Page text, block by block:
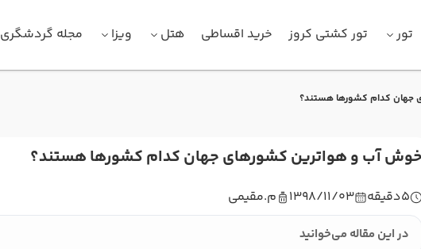
تور تور کشتی کروز خرید اقساطی هتل ویزا مجله گردشگری
جهان کدام کشورها هستند؟
خوش آب و هواترین کشورهای جهان کدام کشورها هستند؟
5دقیقه 1398/11/03 م.مقیمی
در این مقاله می‌خوانید